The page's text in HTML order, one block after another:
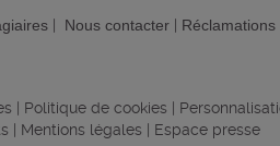
Nous contacter Réclamations
Politique de cookies
Mentions légales Espace presse